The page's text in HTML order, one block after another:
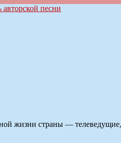
жизни страны —